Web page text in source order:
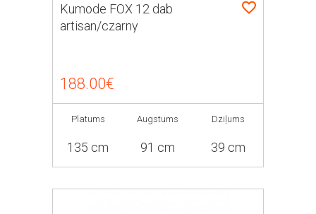
Kumode FOX 12 dab
artisan/czarny
188.00€
Platums
135 cm
Augstums
91 cm
Dziļums
39 cm